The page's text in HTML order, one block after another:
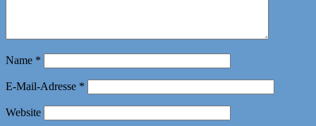
Name *
E-Mail-Adresse *
Website